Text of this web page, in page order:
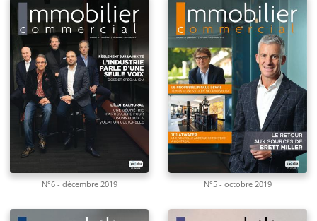
N°6 - décembre 2019 N°5 - octobre 2019